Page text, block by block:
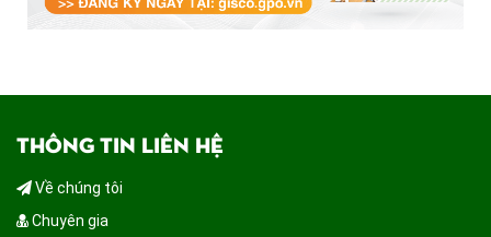
THÔNG TIN LIÊN HỆ
Về chúng tôi
Chuyên gia